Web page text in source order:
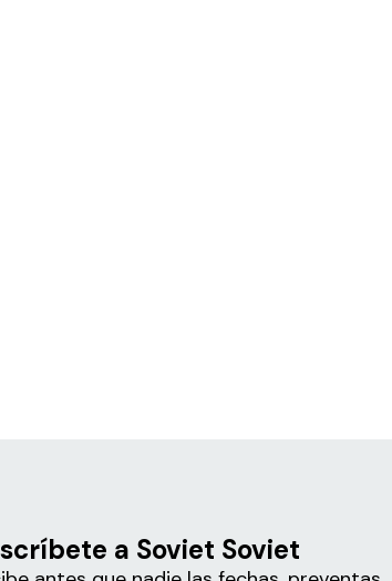
a Soviet Soviet